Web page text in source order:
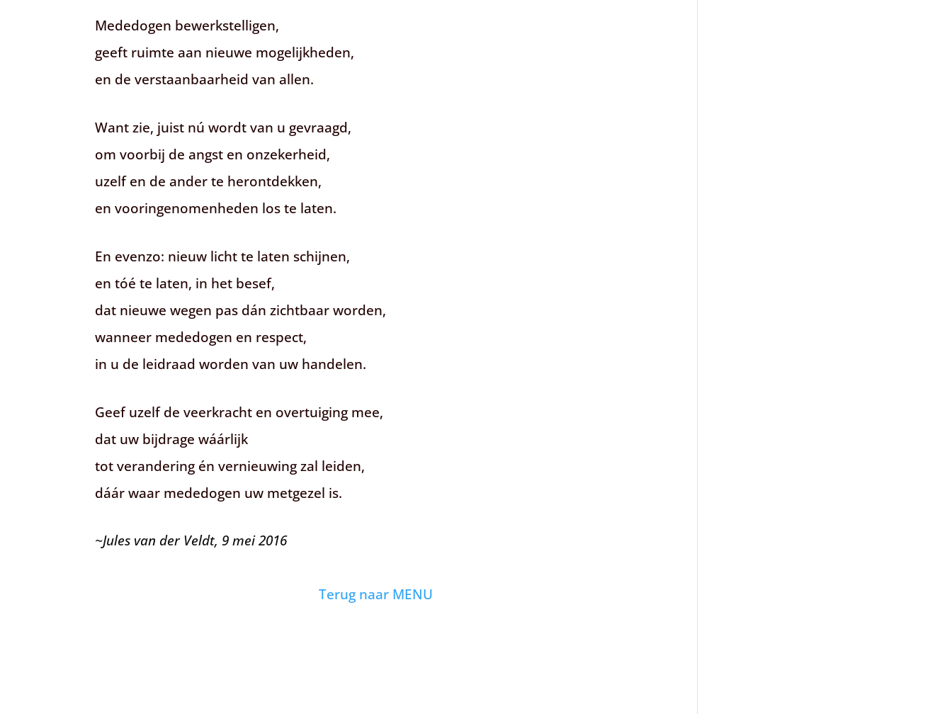
Mededogen bewerkstelligen,
geeft ruimte aan nieuwe mogelijkheden,
en de verstaanbaarheid van allen.
Want zie, juist nú wordt van u gevraagd,
om voorbij de angst en onzekerheid,
uzelf en de ander te herontdekken,
en vooringenomenheden los te laten.
En evenzo: nieuw licht te laten schijnen,
en tóé te laten, in het besef,
dat nieuwe wegen pas dán zichtbaar worden,
wanneer mededogen en respect,
in u de leidraad worden van uw handelen.
Geef uzelf de veerkracht en overtuiging mee,
dat uw bijdrage wáárlijk
tot verandering én vernieuwing zal leiden,
dáár waar mededogen uw metgezel is.
~Jules van der Veldt, 9 mei 2016
Terug naar MENU